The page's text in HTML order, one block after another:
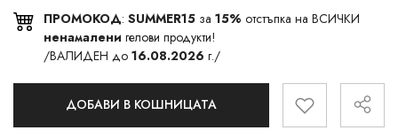
ПРОМОКОД: SUMMER15 за 15% отстъпка на ВСИЧКИ
ненамалени гелови продукти!
/ВАЛИДЕН до 16.08.2026 г./
ДОБАВИ В КОШНИЦАТА